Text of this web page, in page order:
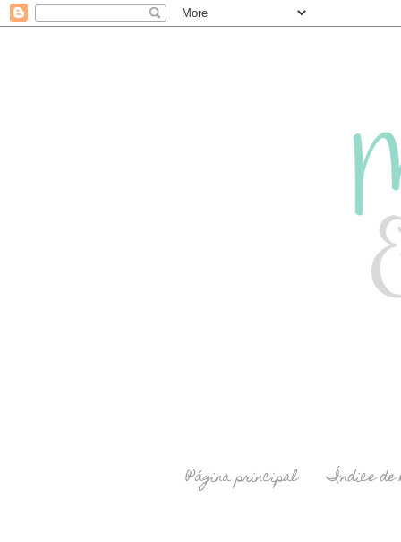
Página principal Índice de